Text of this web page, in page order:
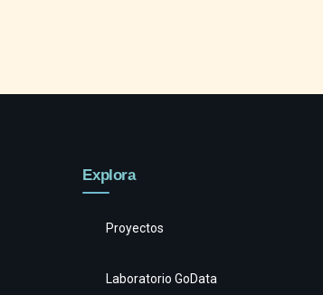
Explora
Proyectos
Laboratorio GoData